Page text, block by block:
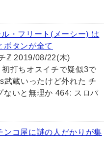
・フリート(メーシー) は
ボタンが全て
ℤ 2019/08/22(木)
打ちオスイチで疑似3で
武蔵いったけど外れた チ
ないと無理か 464: スロパ
ンコ屋に謎の人だかりが集